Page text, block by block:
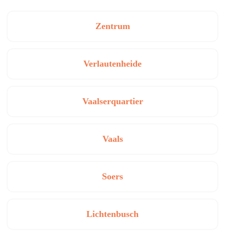
Zentrum
Verlautenheide
Vaalserquartier
Vaals
Soers
Lichtenbusch